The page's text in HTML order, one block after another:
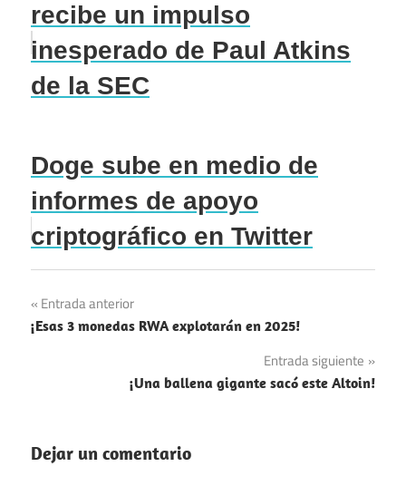
recibe un impulso
inesperado de Paul Atkins
de la SEC
Doge sube en medio de
informes de apoyo
criptográfico en Twitter
Navegación
de
Entrada anterior
¡Esas 3 monedas RWA explotarán en 2025!
Entrada siguiente
¡Una ballena gigante sacó este Altoin!
Dejar un comentario